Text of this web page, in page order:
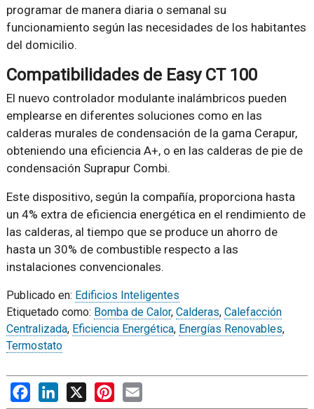
programar de manera diaria o semanal su
funcionamiento según las necesidades de los habitantes
del domicilio.
Compatibilidades de Easy CT 100
El nuevo controlador modulante inalámbricos pueden
emplearse en diferentes soluciones como en las
calderas murales de condensación de la gama Cerapur,
obteniendo una eficiencia A+, o en las calderas de pie de
condensación Suprapur Combi.
Este dispositivo, según la compañía, proporciona hasta
un 4% extra de eficiencia energética en el rendimiento de
las calderas, al tiempo que se produce un ahorro de
hasta un 30% de combustible respecto a las
instalaciones convencionales.
Publicado en: Edificios Inteligentes
Etiquetado como: Bomba de Calor, Calderas, Calefacción
Centralizada, Eficiencia Energética, Energías Renovables,
Termostato
FacebookLinkedIn
X PinterestEmail